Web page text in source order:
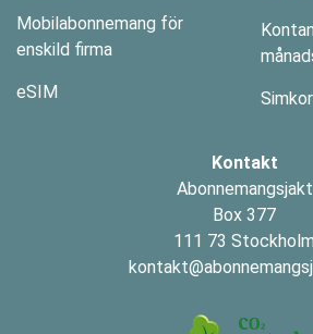
Mobilabonnemang för
enskild firma
eSIM
Kontakt
Abonnemangsjakt
Box 377
111 73 Stockholm